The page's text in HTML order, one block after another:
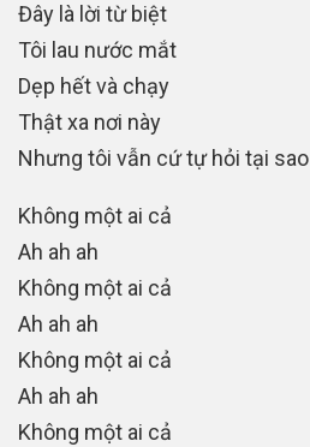
Đây là lời từ biệt
Tôi lau nước mắt
Dẹp hết và chạy
Thật xa nơi này
Nhưng tôi vẫn cứ tự hỏi tại sao
Không một ai cả
Ah ah ah
Không một ai cả
Ah ah ah
Không một ai cả
Ah ah ah
Không một ai cả